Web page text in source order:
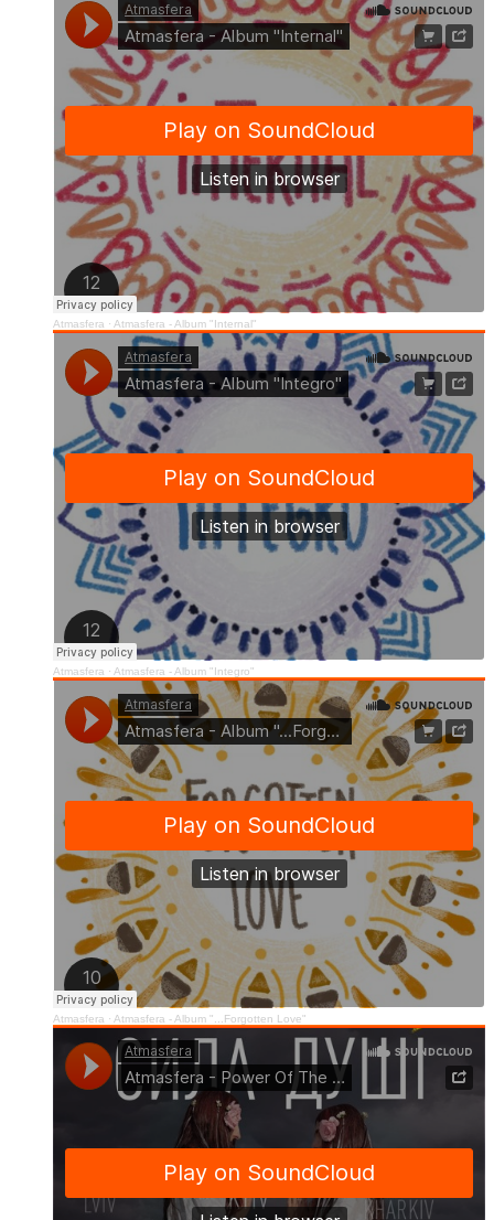
Atmasfera · Atmasfera - Album "Internal"
Atmasfera · Atmasfera - Album "Integro"
Atmasfera · Atmasfera - Album "...Forgotten Love"